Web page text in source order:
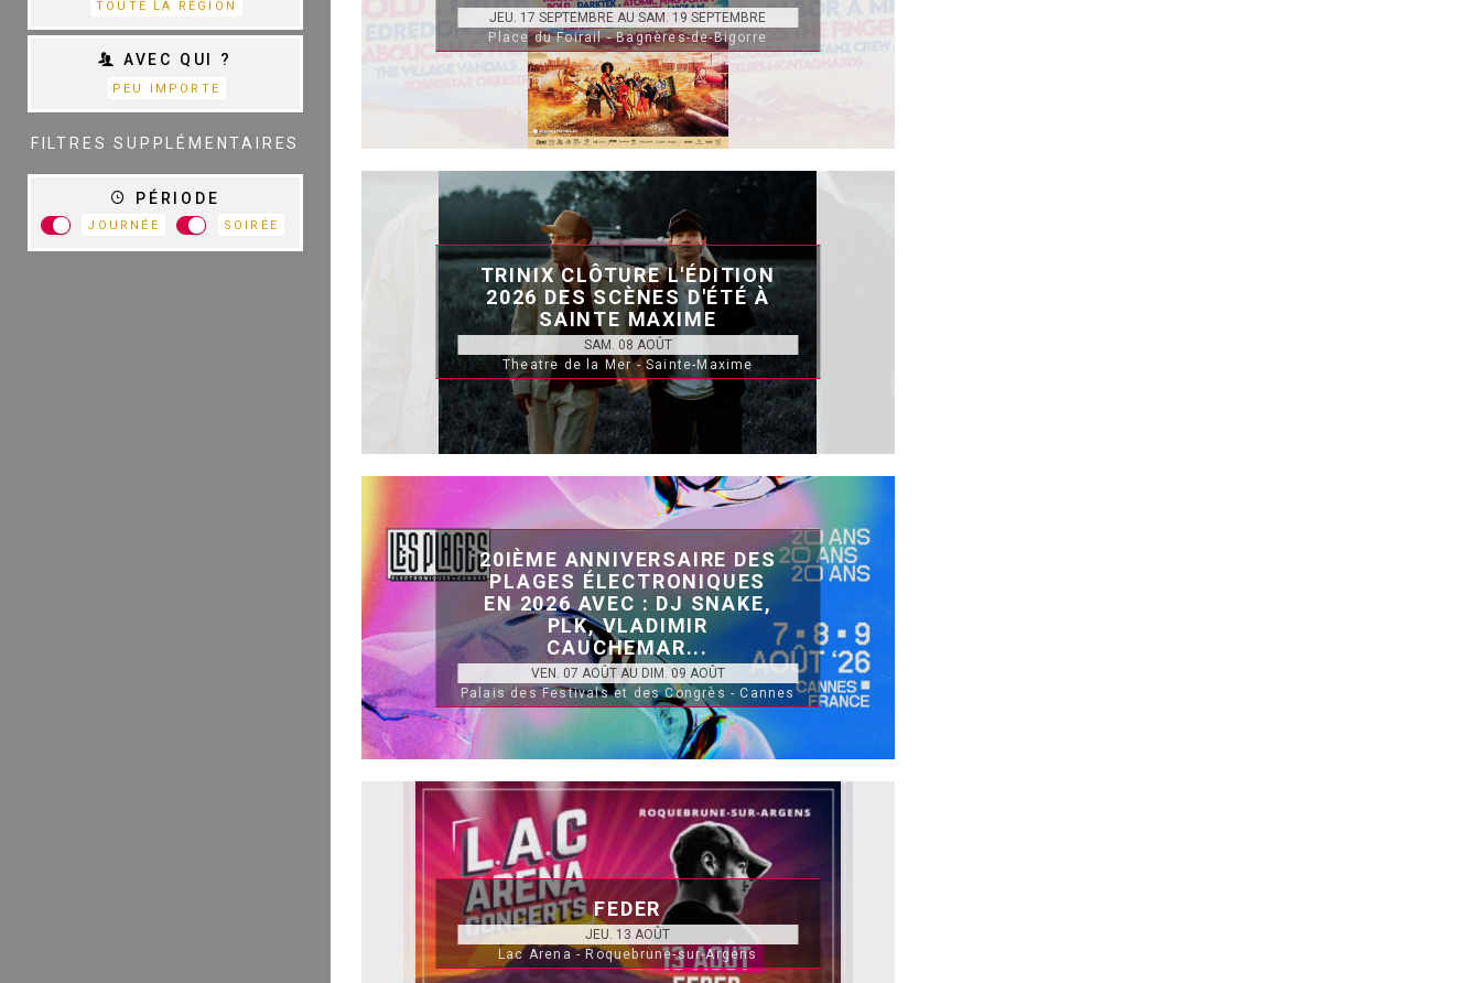
TOUTE LA RÉGION
AVEC QUI ?
PEU IMPORTE
FILTRES SUPPLÉMENTAIRES
PÉRIODE
JOURNÉE SOIRÉE
TOUTES LES
JEU. 17 SEPTEMBRE AU SAM. 19 SEPTEMBRE
Place du Foirail - Bagnères-de-Bigorre
TRINIX CLÔTURE L'ÉDITION
2026 DES SCÈNES D'ÉTÉ À
SAINTE MAXIME
SAM. 08 AOÛT
Theatre de la Mer - Sainte-Maxime
20IÈME ANNIVERSAIRE DES
PLAGES ÉLECTRONIQUES
EN 2026 AVEC : DJ SNAKE,
PLK, VLADIMIR
CAUCHEMAR...
VEN. 07 AOÛT AU DIM. 09 AOÛT
Palais des Festivals et des Congrès - Cannes
FEDER
JEU. 13 AOÛT
Lac Arena - Roquebrune-sur-Argens